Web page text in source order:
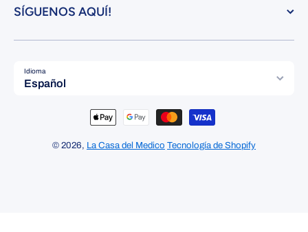
SÍGUENOS AQUÍ!
Idioma
Español
Formas de pago
© 2026, La Casa del Medico Tecnología de Shopify